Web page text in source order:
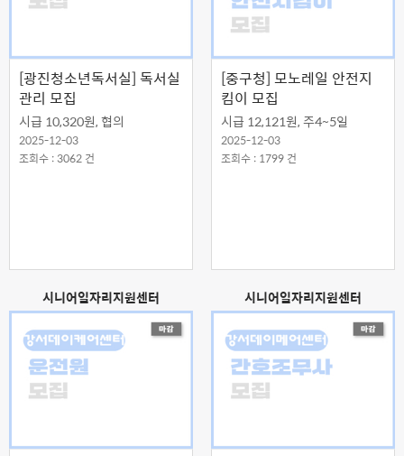
[광진청소년독서실] 독서실
관리 모집
시급 10,320원, 협의
2025-12-03
조회수 : 3062 건
[중구청] 모노레일 안전지
킴이 모집
시급 12,121원, 주4~5일
2025-12-03
조회수 : 1799 건
시니어일자리지원센터 시니어일자리지원센터